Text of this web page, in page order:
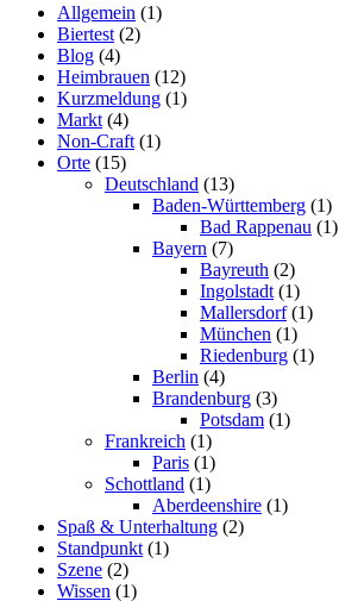
Allgemein (1)
Biertest (2)
Blog (4)
Heimbrauen (12)
Kurzmeldung (1)
Markt (4)
Non-Craft (1)
Orte (15)
Deutschland (13)
Baden-Württemberg (1)
Bad Rappenau (1)
Bayern (7)
Bayreuth (2)
Ingolstadt (1)
Mallersdorf(1)
München (1)
Riedenburg (1)
Berlin (4)
Brandenburg (3)
Potsdam (1)
Frankreich (1)
Paris (1)
Schottland (1)
Aberdeenshire (1)
Spaß & Unterhaltung (2)
Standpunkt (1)
Szene (2)
Wissen (1)